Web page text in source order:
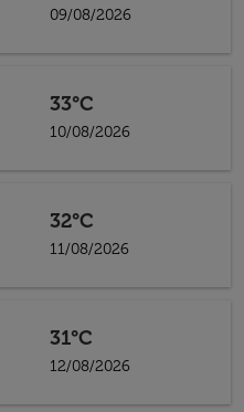
09/08/2026
33°C
10/08/2026
32°C
11/08/2026
31°C
12/08/2026